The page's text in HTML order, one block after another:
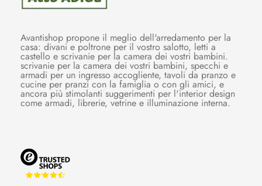
Avantishop propone il meglio dell'arredamento per la
casa: divani e poltrone per il vostro salotto, letti a
castello e scrivanie per la camera dei vostri bambini.
scrivanie per la camera dei vostri bambini, specchi e
armadi per un ingresso accogliente, tavoli da pranzo e
cucine per pranzi con la famiglia o con gli amici, e
ancora più stimolanti suggerimenti per l'interior design
come armadi, librerie, vetrine e illuminazione interna.